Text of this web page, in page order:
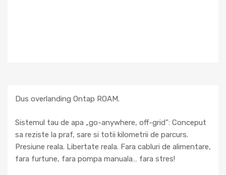
Dus overlanding Ontap ROAM.
Sistemul tau de apa „go-anywhere, off-grid”: Conceput
sa reziste la praf, sare si totii kilometrii de parcurs.
Presiune reala. Libertate reala. Fara cabluri de alimentare,
fara furtune, fara pompa manuala… fara stres!